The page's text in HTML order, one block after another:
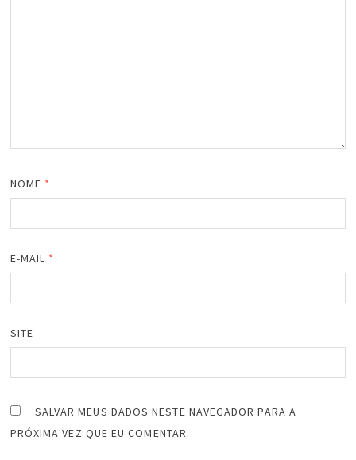
NOME *
E-MAIL *
SITE
SALVAR MEUS DADOS NESTE NAVEGADOR PARA A
PRÓXIMA VEZ QUE EU COMENTAR.